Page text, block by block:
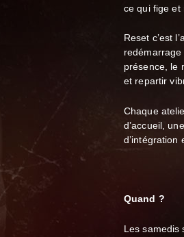
ce qui fige et
Reset c’est
redémarrage
présence, le
et repartir
Chaque
d’accueil,
d’intégration
Quand ?
Les samedis